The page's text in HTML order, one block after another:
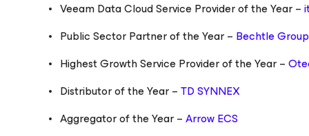
Veeam Data Cloud Service Provider of the Year –
Public Sector Partner of the Year – Bechtle Group
Highest Growth Service Provider of the Year –
Distributor of the Year –TD SYNNEX
Aggregator of the Year –Arrow ECS